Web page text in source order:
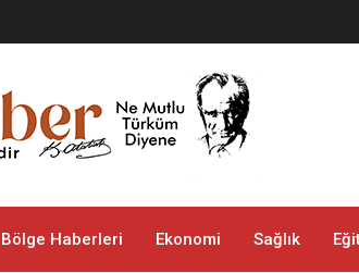
Bölge Haberleri Ekonomi Sağlık